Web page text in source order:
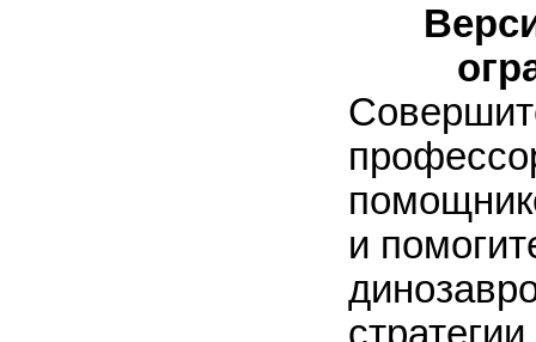
и